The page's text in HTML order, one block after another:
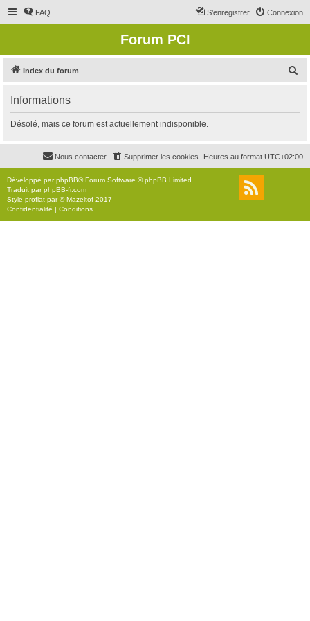
FAQ Connexion
S’enregistrer
Forum PCI
Index du forum
r
c
r
Informations
Désolé, mais ce forum est actuellement indisponible.
Heures au format UTC+02:00
Supprimer les cookies
Nous contacter
Développé parphpBB® Forum Software © phpBB Limited
Traduit parphpBB-fr.com
Style proflat par ©Mazeltof 2017
Confidentialité | Conditions